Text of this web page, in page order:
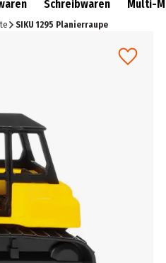
Schreibwaren Multi-
SIKU 1295 Planierraupe